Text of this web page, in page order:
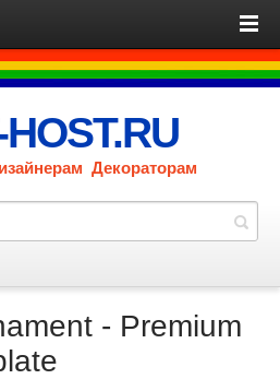
Декораторам
- Premium